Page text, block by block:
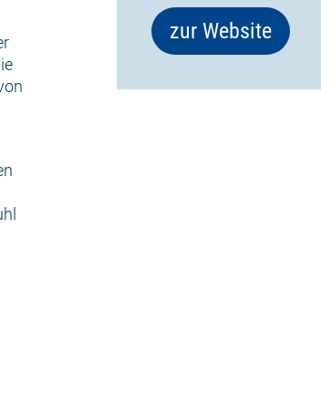
zur Website